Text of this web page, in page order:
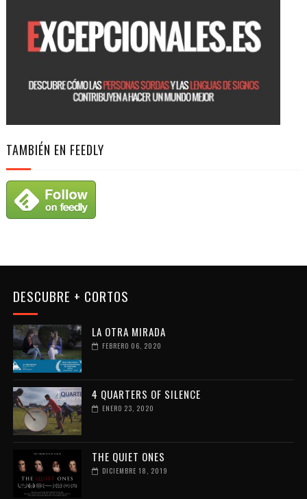
TAMBIÉN EN FEEDLY
DESCUBRE + CORTOS
LA OTRA MIRADA
FEBRERO 06, 2020
4 QUARTERS OF SILENCE
ENERO 23, 2020
THE QUIET ONES
DICIEMBRE 18, 2019